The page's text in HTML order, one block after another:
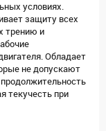
условиях.
защиту всех
трению и
Обладает
не допускают
текучесть при